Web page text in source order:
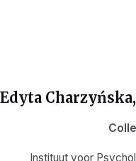
Edyta Charzyńska,
Instituut voor